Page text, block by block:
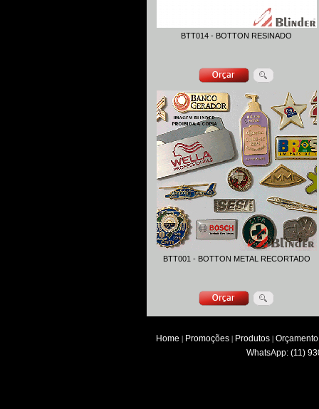
BTT014 - BOTTON RESINADO
BTT001 - BOTTON METAL RECORTADO
Home | Promoções | Produtos | Orçamento
WhatsApp: (11)